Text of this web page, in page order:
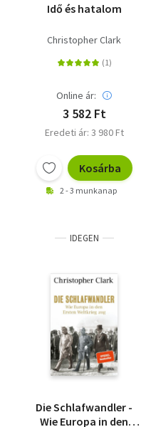
Idő és hatalom
Christopher Clark
Online ár:
3 582 Ft
Eredeti ár: 3 980 Ft
Kosárba
2 - 3 munkanap
IDEGEN
Die Schlafwandler -
Wie Europa in den